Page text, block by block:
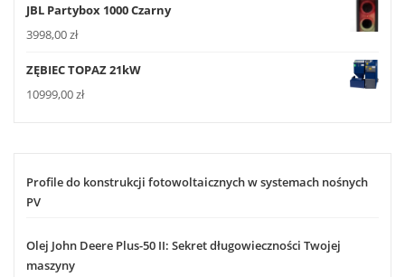
JBL Partybox 1000 Czarny
3998,00zł
ZĘBIEC TOPAZ 21kW
10999,00zł
Profile do konstrukcji fotowoltaicznych w systemach nośnych
PV
Olej John Deere Plus-50 II: Sekret długowieczności Twojej
maszyny